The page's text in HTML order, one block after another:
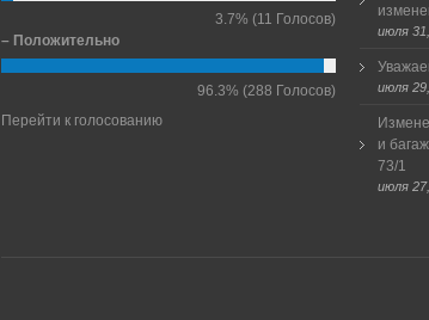
3.7% (11 Голосов)
– Положительно
96.3% (288 Голосов)
Перейти к голосованию
июля
июля
и
73/1
июля